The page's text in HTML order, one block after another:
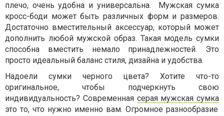
плечо, очень удобна и универсальна.
Мужская сумка
кросс-боди может быть различных форм и размеров.
Достаточно вместительный аксессуар, который может
дополнить любой мужской образ. Такая модель сумки
способна вместить немало принадлежностей. Это
просто идеальный баланс стиля, дизайна и удобства.
Надоели сумки черного цвета? Хотите что-то
оригинальное, чтобы подчеркнуть свою
индивидуальность? Современная серая мужская сумка
это то, что нужно именно вам. Огромное разнообразие